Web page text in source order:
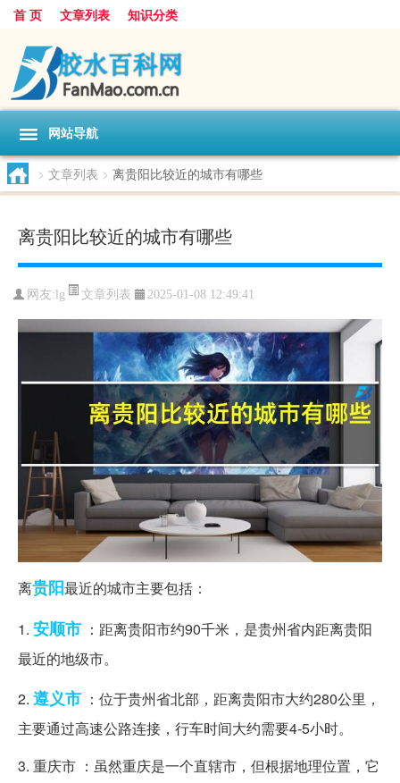
首 页 文章列表 知识分类
网站导航
> 文章列表 > 离贵阳比较近的城市有哪些
离贵阳比较近的城市有哪些
网友: lg 文章列表 2025-01-08 12:49:41
离贵阳最近的城市主要包括：
1. 安顺市 ：距离贵阳市约90千米，是贵州省内距离贵阳
最近的地级市。
2. 遵义市 ：位于贵州省北部，距离贵阳市大约280公里，
主要通过高速公路连接，行车时间大约需要4-5小时。
3. 重庆市 ：虽然重庆是一个直辖市，但根据地理位置，它